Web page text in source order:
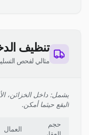
تنظيف
مثالي لفحص
يشمل: داخل الخزائن،
البقع حيثما أمكن.
حجم
العمال